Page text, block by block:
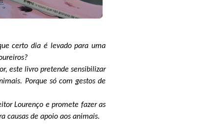
certo dia é levado para uma
este livro pretende sensibilizar
Porque só com gestos de
Lourenço e promete fazer as
causas de apoio aos animais.